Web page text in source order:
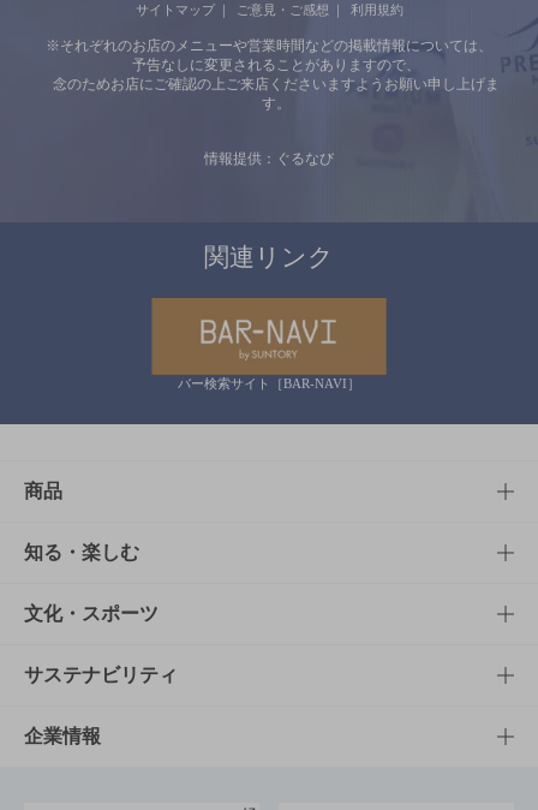
サイトマップ ご意見・ご感想 利用規約
※それぞれのお店のメニューや営業時間などの掲載情報については、
予告なしに変更されることがありますので、
念のためお店にご確認の上ご来店くださいますようお願い申し上げま
す。
情報提供：ぐるなび
関連リンク
バー検索サイト［BAR-NAVI］
商品
商品TOP
商品一覧
商品発売情報
栄養成分一覧
知る・楽しむ
知る・楽しむTOP
キャンペーン
工場見学
文化・スポーツ
文化・スポーツTOP
サントリーホール
サステナビリティ
サステナビリティTOP
企業情報